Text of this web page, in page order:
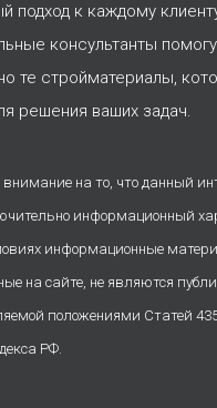
подход к каждому
консультанты
те стройматериалы,
решения ваших задач.
на то, что данный
информационный
информационные
на сайте, не являются
положениями Статей
РФ.